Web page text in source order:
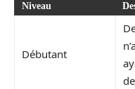
Niveau
Débutant